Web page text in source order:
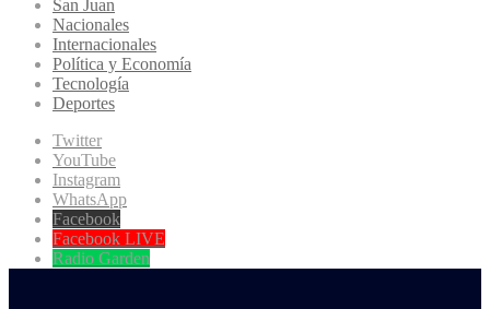
San Juan
Nacionales
Internacionales
Política y Economía
Tecnología
Deportes
Twitter
YouTube
Instagram
WhatsApp
Facebook
Facebook LIVE
Radio Garden